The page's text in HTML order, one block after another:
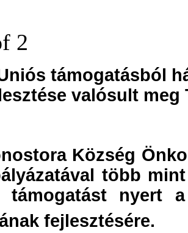
2
támogatásból
valósult meg
Község
több
támogatást nyert
fejlesztésére.